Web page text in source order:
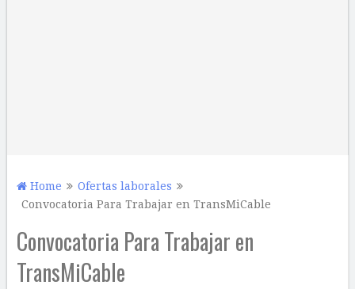
Home
Ofertas laborales
Convocatoria Para Trabajar en TransMiCable
Convocatoria Para Trabajar en
TransMiCable